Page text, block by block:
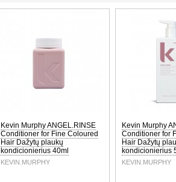
Kevin Murphy ANGEL.RINSE
Conditioner for Fine Coloured
Hair Dažytų plaukų
kondicionierius 40ml
KEVIN.MURPHY
Kevin Murphy
Conditioner for
Hair Dažytų
kondicionierius
KEVIN.MURPHY